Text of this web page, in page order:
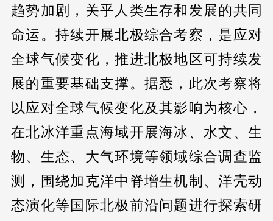
趋势加剧，关乎人类生存和发展的共同
命运。持续开展北极综合考察，是应对
全球气候变化，推进北极地区可持续发
展的重要基础支撑。据悉，此次考察将
以应对全球气候变化及其影响为核心，
在北冰洋重点海域开展海冰、水文、生
物、生态、大气环境等领域综合调查监
测，围绕加克洋中脊增生机制、洋壳动
态演化等国际北极前沿问题进行探索研